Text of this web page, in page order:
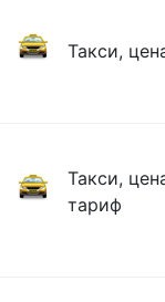
Такси,
Такси,
тариф